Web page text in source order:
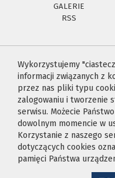
GALERIE
RSS
Wykorzystujemy
informacji związanych z
przez nas pliki typu
zalogowaniu i tworzenie
serwisu. Możecie
dowolnym momencie w
Korzystanie z naszego
dotyczących cookies
pamięci Państwa